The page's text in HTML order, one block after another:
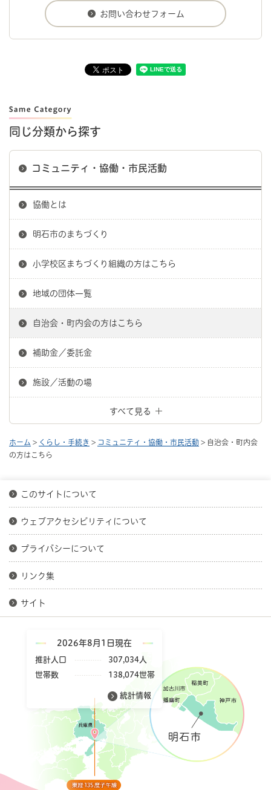
同じ分類から探す
コミュニティ・協働・市民活動
協働とは
明石市のまちづくり
小学校区まちづくり組織の方はこちら
地域の団体一覧
自治会・町内会の方はこちら
補助金／委託金
施設／活動の場
すべて見る
ホーム > くらし・手続き > コミュニティ・協働・市民活動 > 自治会・町内会
の方はこちら
このサイトについて
ウェブアクセシビリティについて
プライバシーについて
リンク集
サイト
2026年8月1日現在
推計人口
307,034人
世帯数
138,074世帯
統計情報